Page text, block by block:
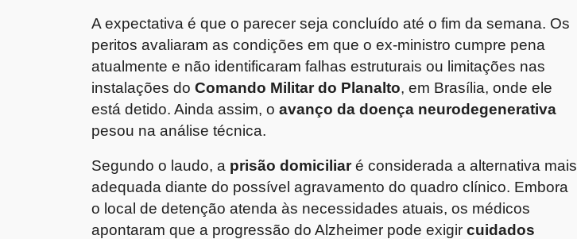
A expectativa é que o parecer seja concluído até o fim da semana. Os
peritos avaliaram as condições em que o ex-ministro cumpre pena
atualmente e não identificaram falhas estruturais ou limitações nas
instalações doComando Militar do Planalto, em Brasília, onde ele
está detido. Ainda assim, oavanço da doença neurodegenerativa
pesou na análise técnica.
Segundo o laudo, a prisão domiciliaré considerada a alternativa mais
adequada diante do possível agravamento do quadro clínico. Embora
o local de detenção atenda às necessidades atuais, os médicos
apontaram que a progressão do Alzheimer pode exigircuidados